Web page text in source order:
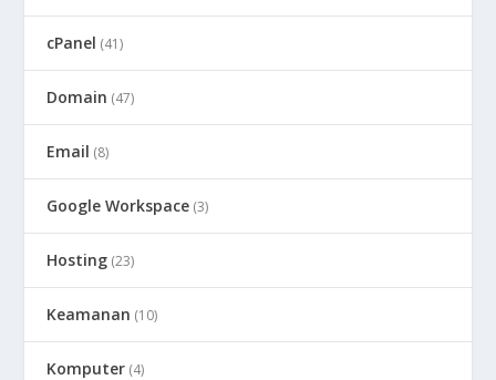
cPanel (41)
Domain (47)
Email (8)
Google Workspace (3)
Hosting (23)
Keamanan (10)
Komputer (4)